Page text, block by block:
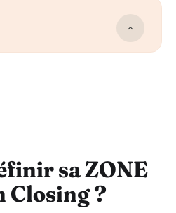
sa ZONE
Closing ?